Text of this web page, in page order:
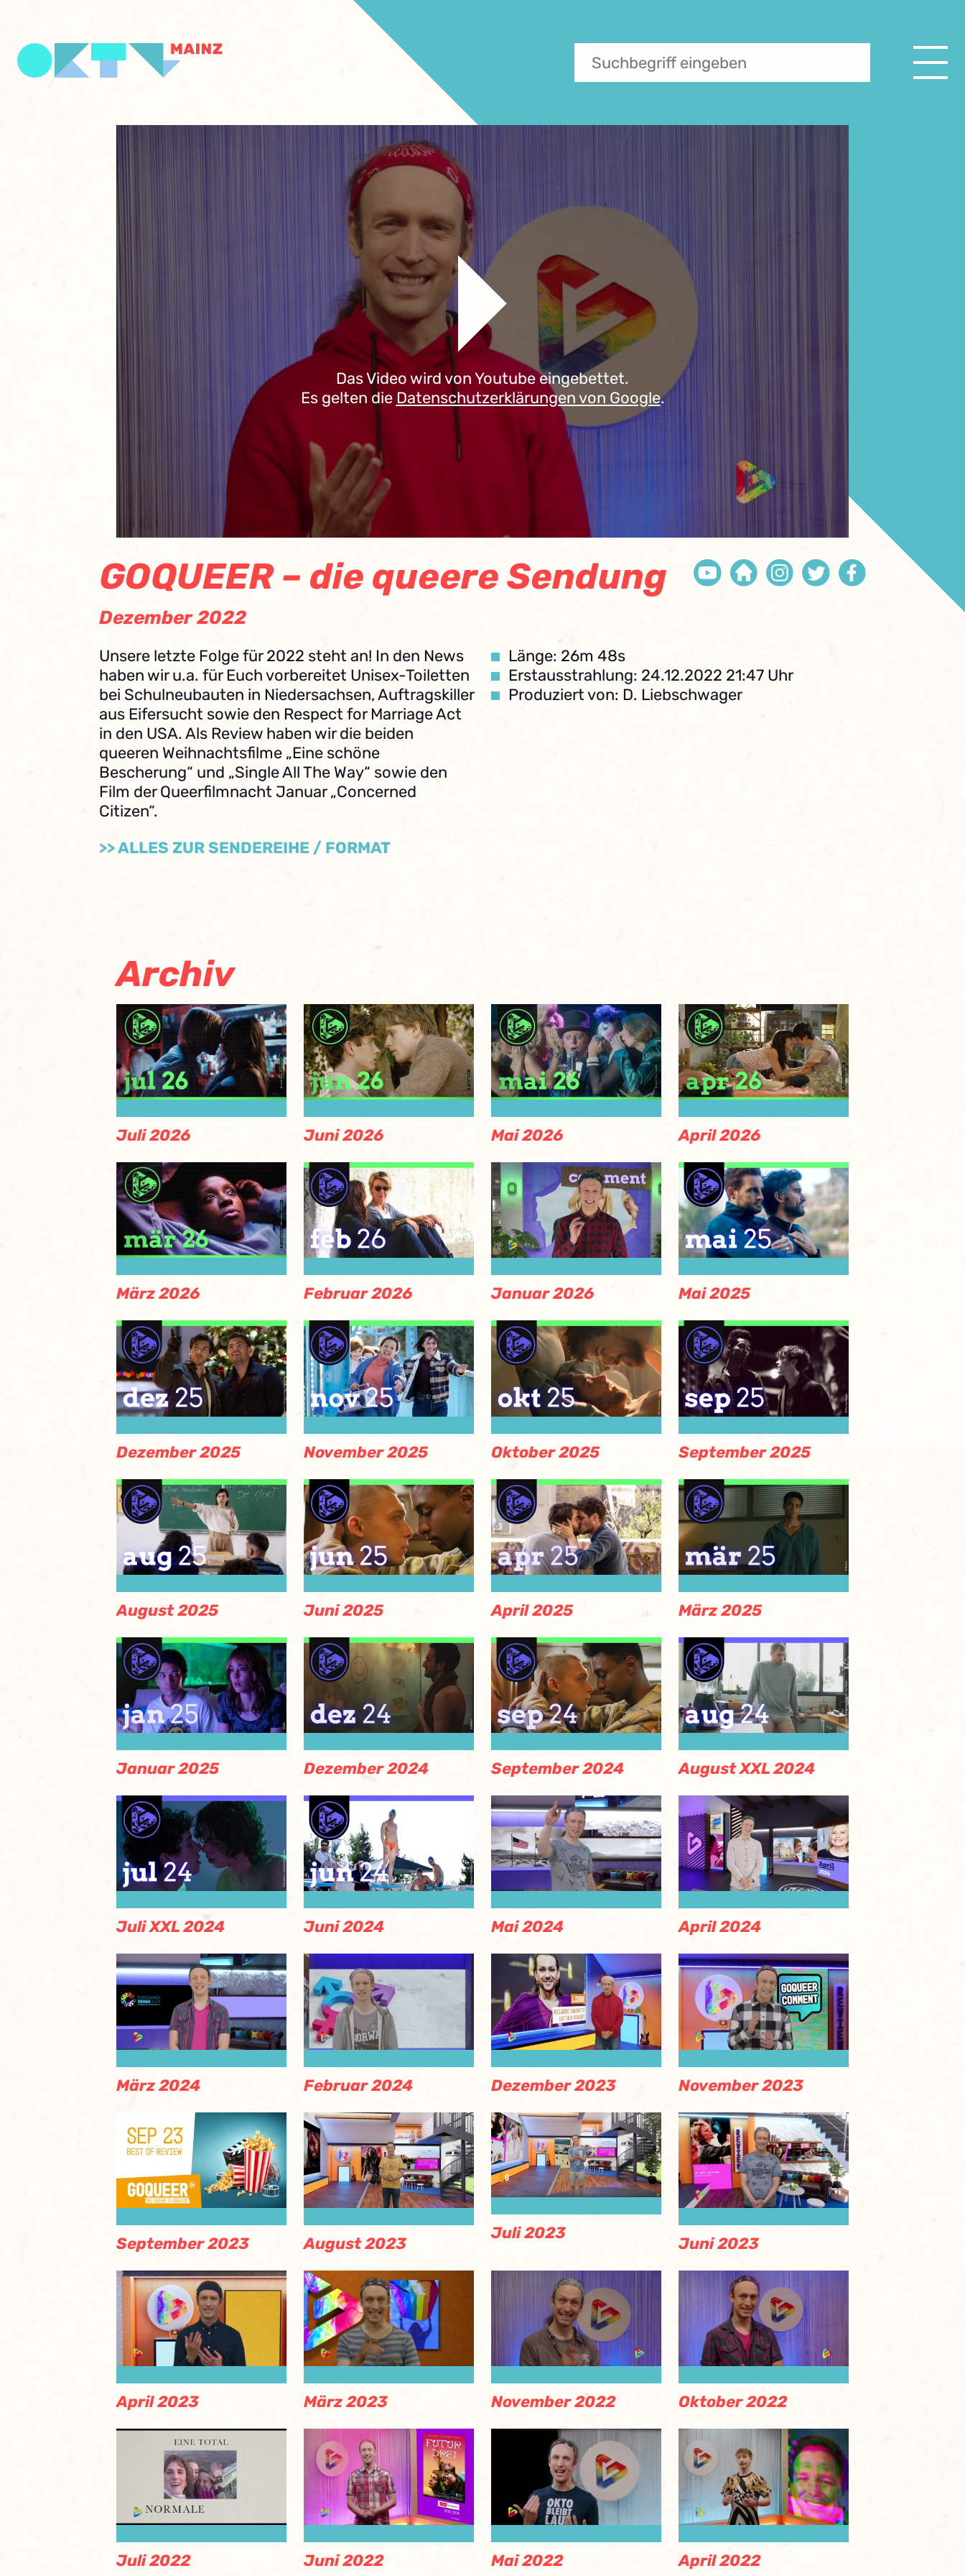
Das Video wird von Youtube eingebettet.
Es gelten die Datenschutzerklärungen von Google.
GOQUEER – die queere Sendung
Dezember 2022
Unsere letzte Folge für 2022 steht an! In den News
haben wir u.a. für Euch vorbereitet Unisex-Toiletten
bei Schulneubauten in Niedersachsen, Auftragskiller
aus Eifersucht sowie den Respect for Marriage Act
in den USA. Als Review haben wir die beiden
queeren Weihnachtsfilme „Eine schöne
Bescherung“ und „Single All The Way“ sowie den
Film der Queerfilmnacht Januar „Concerned
Citizen“.
>> ALLES ZUR SENDEREIHE / FORMAT
Länge: 26m 48s
Erstausstrahlung: 24.12.2022 21:47 Uhr
Produziert von: D. Liebschwager
Archiv
Juli 2026 Juni 2026 Mai 2026 April 2026
März 2026 Februar 2026 Januar 2026 Mai 2025
Dezember 2025 November 2025 Oktober 2025 September 2025
August 2025 Juni 2025 April 2025 März 2025
Januar 2025 Dezember 2024 September 2024 August XXL 2024
Juli XXL 2024 Juni 2024 Mai 2024 April 2024
März 2024 Februar 2024 Dezember 2023 November 2023
September 2023 August 2023
Juli 2023
Juni 2023
April 2023 März 2023 November 2022 Oktober 2022
Juli 2022 Juni 2022 Mai 2022 April 2022